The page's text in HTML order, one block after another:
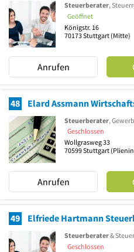
Steuerberater,
Geöffnet
Königstr. 16
70173Stuttgart (Mitte)
Anrufen
48 Elard Assmann
Steuerberater,
Geschlossen
Wollgrasweg 33
70599Stuttgart
Anrufen
49 Elfriede Hartmann
Steuerberater&
Geschlossen